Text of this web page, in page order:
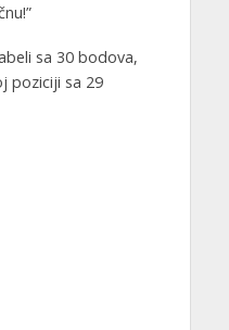
sa 30 bodova,
poziciji sa 29